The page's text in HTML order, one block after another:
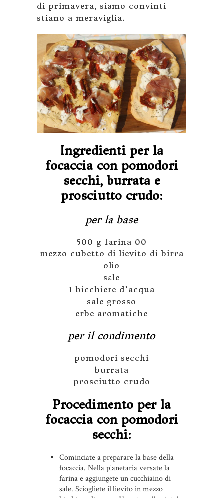
di primavera, siamo convinti
stiano a meraviglia.
Ingredienti per la
focaccia con pomodori
secchi, burrata e
prosciutto crudo:
per la base
500 g farina 00
mezzo cubetto di lievito di birra
olio
sale
1 bicchiere d’acqua
sale grosso
erbe aromatiche
per il condimento
pomodori secchi
burrata
prosciutto crudo
Procedimento per la
focaccia con pomodori
secchi:
Cominciate a preparare la base della
focaccia. Nella planetaria versate la
farina e aggiungete un cucchiaino di
sale. Sciogliete il lievito in mezzo